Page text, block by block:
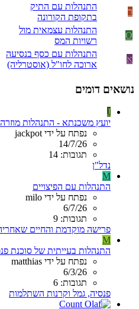
ר
התנהלות עם התיק
בתקופת הקורונה
O
התנהלות עצמאית מול
רשויות המס
א
התנהלות עם כסף בנסיעה
ארוכה לחו"ל (אוסטרליה)
נושאים דומים
J
יועץ משכנתא - התנהלות מוזרה
נפתח על ידי jackpot
14/7/26
תגובות: 14
נדל"ן
M
התנהלות עם הפיצויים
נפתח על ידי milo
6/7/26
תגובות: 9
פרישה מוקדמת והחיים
M
התנהלות בעייתית של סוכנת
נפתח על ידי matthias
6/3/26
תגובות: 6
פנסיה, גמל וקרנות השתלמות